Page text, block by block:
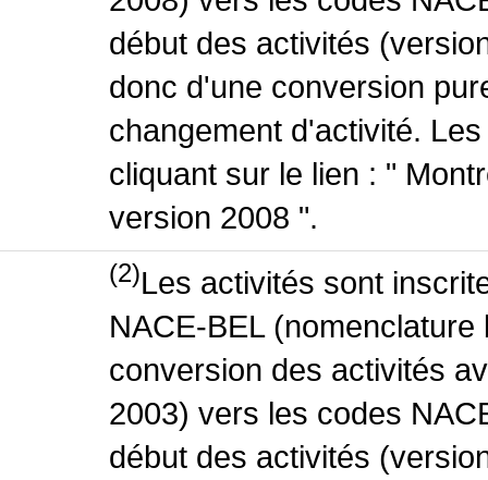
début des activités
donc d'une conversion
changement d'activité.
cliquant sur le lien : "
version 2008 ".
(2)Les activités sont
NACE-BEL
conversion des activités
2003) vers les codes
début des activités